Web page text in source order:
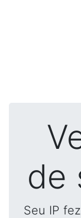
de
Seu IP